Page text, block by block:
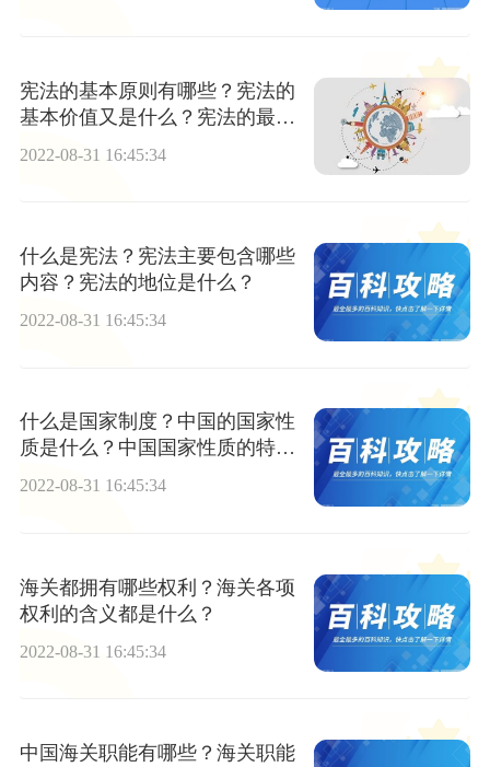
宪法的基本原则有哪些？宪法的
基本价值又是什么？宪法的最核
2022-08-31 16:45:34
什么是宪法？宪法主要包含哪些
内容？宪法的地位是什么？
2022-08-31 16:45:34
什么是国家制度？中国的国家性
质是什么？中国国家性质的特点
包含哪些？
2022-08-31 16:45:34
海关都拥有哪些权利？海关各项
权利的含义都是什么？
2022-08-31 16:45:34
中国海关职能有哪些？海关职能